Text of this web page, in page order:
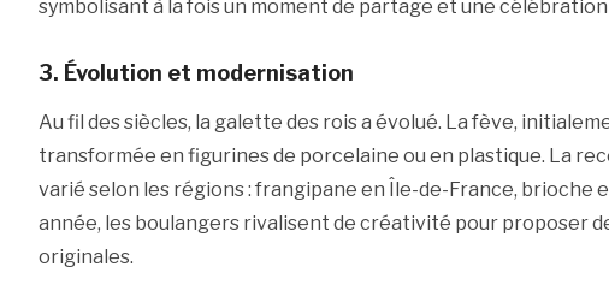
symbolisant à la fois un moment de partage et une
3. Évolution et modernisation
Au fil des siècles, la galette des rois a évolué. La fève,
transformée en figurines de porcelaine ou en plastique. La
varié selon les régions : frangipane en Île-de-France, brioche
année, les boulangers rivalisent de créativité pour proposer
originales.